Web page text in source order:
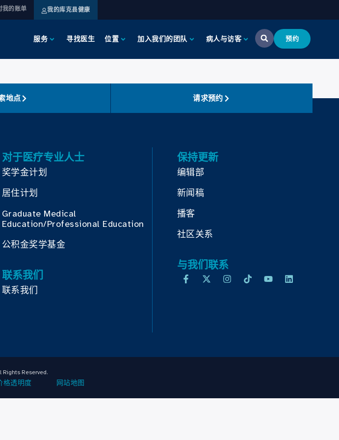
我的账单 我的库克县健康
服务 寻找医生 位置 加入我们的团队 病人与访客 预约
地点 请求预约
对于医疗专业人士
奖学金计划
居住计划
Graduate Medical
Education/Professional Education
公积金奖学基金
联系我们
联系我们
保持更新
编辑部
新闻稿
播客
社区关系
与我们联系
Rights Reserved.
格透明度 网站地图